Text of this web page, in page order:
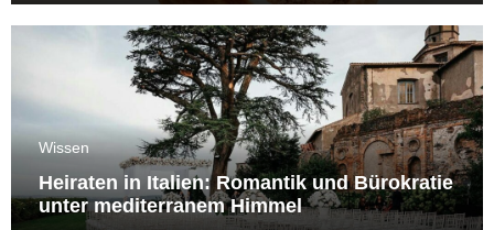
Wissen
Heiraten in Italien: Romantik und Bürokratie
unter mediterranem Himmel